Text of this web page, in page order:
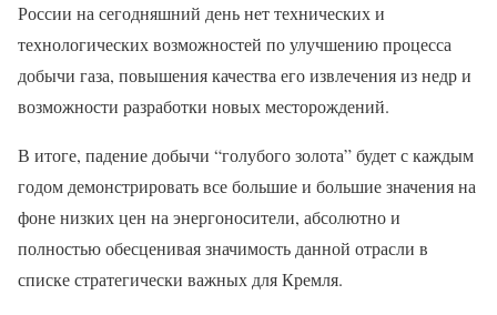
России на сегодняшний день нет технических и
технологических возможностей по улучшению процесса
добычи газа, повышения качества его извлечения из недр и
возможности разработки новых месторождений.
В итоге, падение добычи “голубого золота” будет с каждым
годом демонстрировать все большие и большие значения на
фоне низких цен на энергоносители, абсолютно и
полностью обесценивая значимость данной отрасли в
списке стратегически важных для Кремля.